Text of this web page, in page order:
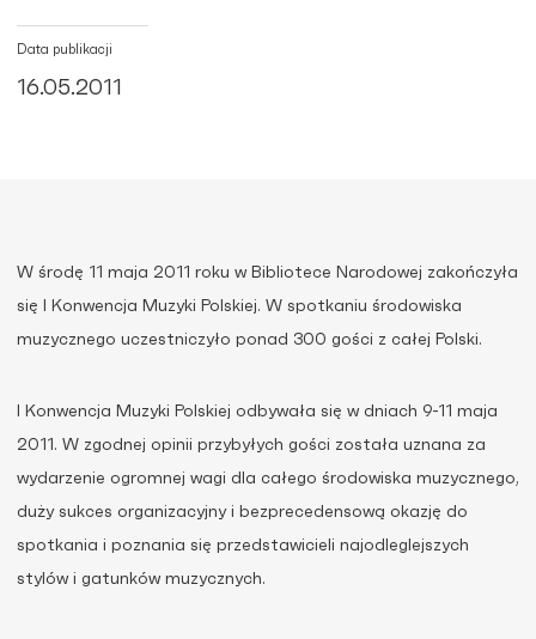
Data publikacji
16.05.2011
W środę 11 maja 2011 roku w Bibliotece Narodowej zakończyła
się I Konwencja Muzyki Polskiej. W spotkaniu środowiska
muzycznego uczestniczyło ponad 300 gości z całej Polski.
I Konwencja Muzyki Polskiej odbywała się w dniach 9-11 maja
2011. W zgodnej opinii przybyłych gości została uznana za
wydarzenie ogromnej wagi dla całego środowiska muzycznego,
duży sukces organizacyjny i bezprecedensową okazję do
spotkania i poznania się przedstawicieli najodleglejszych
stylów i gatunków muzycznych.